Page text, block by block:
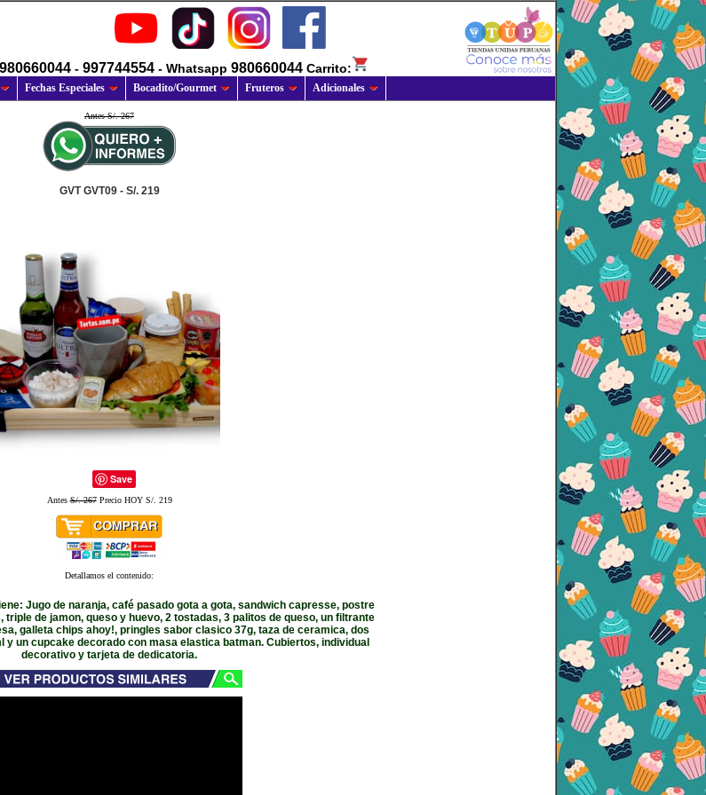
980660044 - 997744554 - Whatsapp 980660044 Carrito:
Fechas Especiales Bocadito/Gourmet Fruteros Adicionales
Antes S/. 267
GVT GVT09 - S/. 219
Save
AntesS/. 267Precio HOY S/. 219
Detallamos el contenido:
Jugo de naranja, café pasado gota a gota, sandwich capresse, postre
de jamon, queso y huevo, 2 tostadas, 3 palitos de queso, un filtrante
galleta chips ahoy!, pringles sabor clasico 37g, taza de ceramica, dos
y un cupcake decorado con masa elastica batman. Cubiertos, individual
decorativo y tarjeta de dedicatoria.